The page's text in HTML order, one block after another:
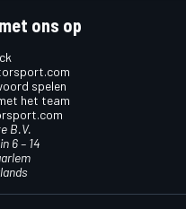
ons op
spelen
het team
B.V.
6 – 14